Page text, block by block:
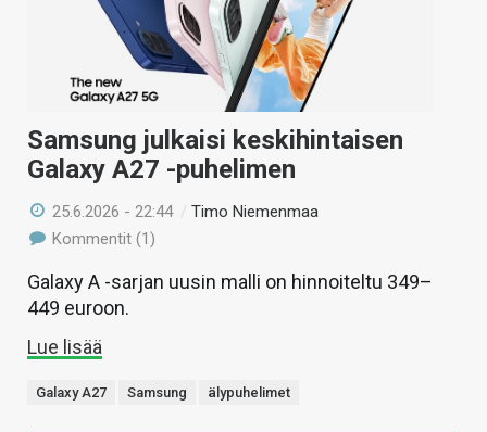
Samsung julkaisi keskihintaisen
Galaxy A27 -puhelimen
25.6.2026 - 22:44 /Timo Niemenmaa
Kommentit (1)
Galaxy A -sarjan uusin malli on hinnoiteltu 349–
449 euroon.
Lue lisää
Galaxy A27 Samsung älypuhelimet